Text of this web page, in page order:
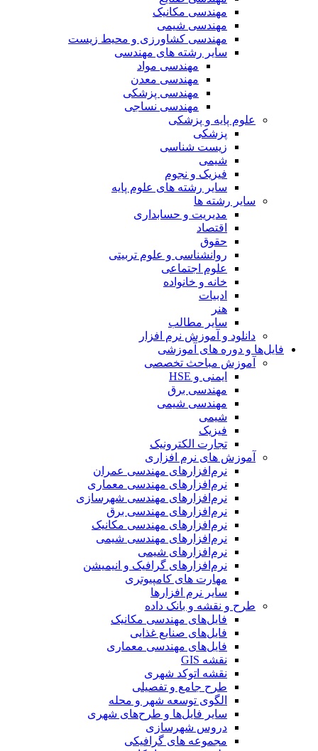
مهندسی مکانیک
مهندسی شیمی
مهندسی کشاورزی و محیط زیست
سایر رشته های مهندسی
مهندسی مواد
مهندسی معدن
مهندسی پزشکی
مهندسی نساجی
علوم پایه و پزشکی
پزشکی
زیست شناسی
شیمی
فیزیک و نجوم
سایر رشته های علوم پایه
سایر رشته ها
مدیریت و حسابداری
اقتصاد
حقوق
روانشناسی و علوم تربیتی
علوم اجتماعی
خانه و خانواده
ادبیات
هنر
سایر مطالب
دانلود و آموزش نرم افزار
فایل‌ها و دوره های آموزشی
آموزش مباحث تخصصی
ایمنی و HSE
مهندسی برق
مهندسی شیمی
شیمی
فیزیک
تجارت الکترونیک
آموزش های نرم افزاری
نرم‌افزارهای مهندسی عمران
نرم‌افزارهای مهندسی معماری
نرم‌افزارهای مهندسی شهرسازی
نرم‌افزارهای مهندسی برق
نرم‌افزارهای مهندسی مکانیک
نرم‌افزارهای مهندسی شیمی
نرم‌افزارهای شیمی
نرم‌افزارهای گرافیک و انیمیشن
مهارت های کامپیوتری
سایر نرم افزارها
طرح و نقشه و بانک داده
فایل‌های مهندسی مکانیک
فایل‌های صنایع غذایی
فایل‌های مهندسی معماری
نقشه GIS
نقشه اتوکد شهری
طرح جامع و تفصیلی
الگوی توسعه شهر و محله
سایر فایل‌ها و طرح‌های شهری
دروس شهرسازی
مجموعه های گرافیکی